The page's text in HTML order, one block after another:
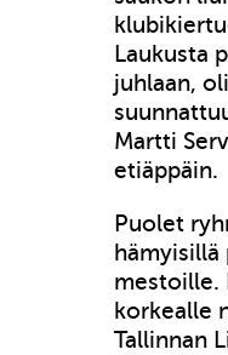
Laukusta
juhlaan,
Martti
etiäppäin.
Puolet
hämyisillä
mestoille.
korkealle
Tallinnan